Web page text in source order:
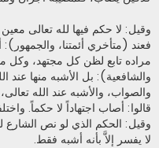
وقيل: لا حكم فيها لله تعالى
فعند (متأخري أئمتنا، والجمهور):
مراده تابع لظن كل مجتهد، وكل
والشافعية): بل الأشبه منها عند
والصواب، والأشبه عند الله
قالوا: أصاب اجتهاداً لا حكماً.
وقيل: الحكم الذي لو نص الشارع
لا يفسر إلاَّ بأنه أشبه فقط.